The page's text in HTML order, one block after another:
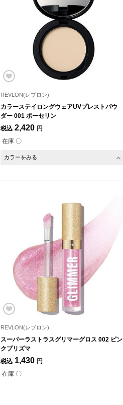
REVLON(レブロン)
カラーステイロングウェアUVプレストパウ
ダー 001 ポーセリン
税込 2,420 円
在庫 〇
カラーをみる
REVLON(レブロン)
スーパーラストラスグリマーグロス 002 ピン
クプリズマ
税込 1,430 円
在庫 〇